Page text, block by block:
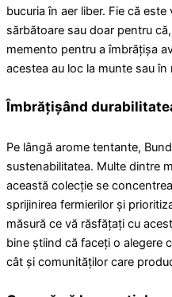
bucuria în aer liber. Fie că
sărbătoare sau doar pentru
memento pentru a îmbrățișa
acestea au loc la munte sau
Îmbrățișând
Pe lângă arome tentante,
sustenabilitatea. Multe dintre
această colecție se
sprijinirea fermierilor și
măsură ce vă răsfățați cu
bine știind că faceți o alegere
cât și comunităților care